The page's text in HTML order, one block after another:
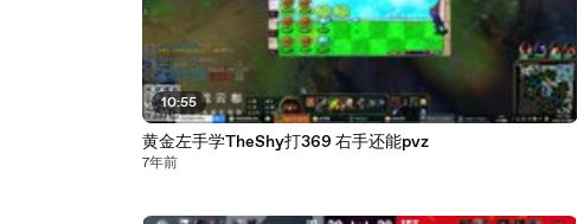
10:55
黄金左手学TheShy打369 右手还能pvz
7年前